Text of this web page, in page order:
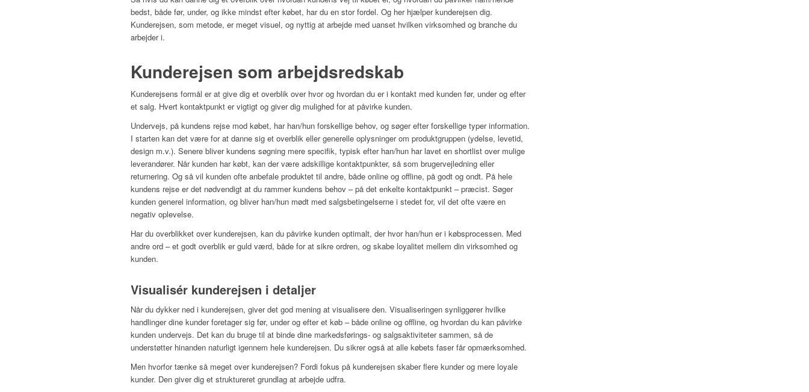
bedst, både før, under, og ikke mindst efter købet, har du en stor fordel. Og her hjælper kunderejsen dig.
Kunderejsen, som metode, er meget visuel, og nyttig at arbejde med uanset hvilken virksomhed og branche du
arbejder i.
Kunderejsen som arbejdsredskab
Kunderejsens formål er at give dig et overblik over hvor og hvordan du er i kontakt med kunden før, under og efter
et salg. Hvert kontaktpunkt er vigtigt og giver dig mulighed for at påvirke kunden.
Undervejs, på kundens rejse mod købet, har han/hun forskellige behov, og søger efter forskellige typer information.
I starten kan det være for at danne sig et overblik eller generelle oplysninger om produktgruppen (ydelse, levetid,
design m.v.). Senere bliver kundens søgning mere specifik, typisk efter han/hun har lavet en shortlist over mulige
leverandører. Når kunden har købt, kan der være adskillige kontaktpunkter, så som brugervejledning eller
returnering. Og så vil kunden ofte anbefale produktet til andre, både online og offline, på godt og ondt. På hele
kundens rejse er det nødvendigt at du rammer kundens behov – på det enkelte kontaktpunkt – præcist. Søger
kunden generel information, og bliver han/hun mødt med salgsbetingelserne i stedet for, vil det ofte være en
negativ oplevelse.
Har du overblikket over kunderejsen, kan du påvirke kunden optimalt, der hvor han/hun er i købsprocessen. Med
andre ord – et godt overblik er guld værd, både for at sikre ordren, og skabe loyalitet mellem din virksomhed og
kunden.
Visualisér kunderejsen i detaljer
Når du dykker ned i kunderejsen, giver det god mening at visualisere den. Visualiseringen synliggører hvilke
handlinger dine kunder foretager sig før, under og efter et køb – både online og offline, og hvordan du kan påvirke
kunden undervejs. Det kan du bruge til at binde dine markedsførings- og salgsaktiviteter sammen, så de
understøtter hinanden naturligt igennem hele kunderejsen. Du sikrer også at alle købets faser får opmærksomhed.
Men hvorfor tænke så meget over kunderejsen? Fordi fokus på kunderejsen skaber flere kunder og mere loyale
kunder. Den giver dig et struktureret grundlag at arbejde udfra.